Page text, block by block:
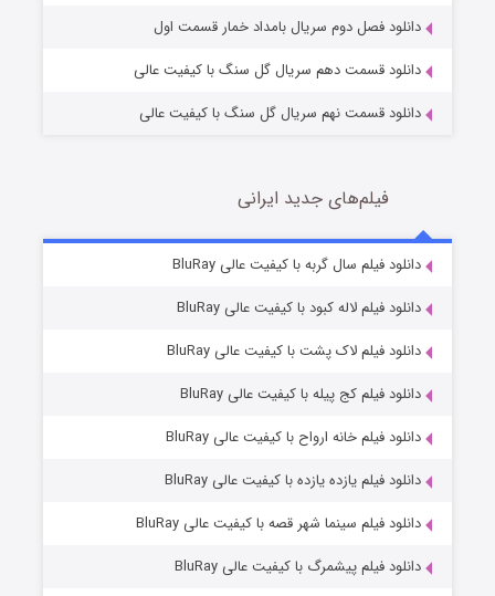
قسمت6 (زیرنویس) منتشر شد
دانلود فصل دوم سریال بامداد خمار قسمت اول
دانلود قسمت دهم سریال گل سنگ با کیفیت عالی
دانلود قسمت نهم سریال گل سنگ با کیفیت عالی
فیلم‌های جدید ایرانی
دانلود فیلم سال گربه با کیفیت عالی BluRay
دانلود فیلم لاله کبود با کیفیت عالی BluRay
دانلود فیلم لاک پشت با کیفیت عالی BluRay
دانلود فیلم کج‌ پیله با کیفیت عالی BluRay
دانلود فیلم خانه ارواح با کیفیت عالی BluRay
دانلود فیلم یازده یازده با کیفیت عالی BluRay
دانلود فیلم سینما شهر قصه با کیفیت عالی BluRay
دانلود فیلم پیشمرگ با کیفیت عالی BluRay